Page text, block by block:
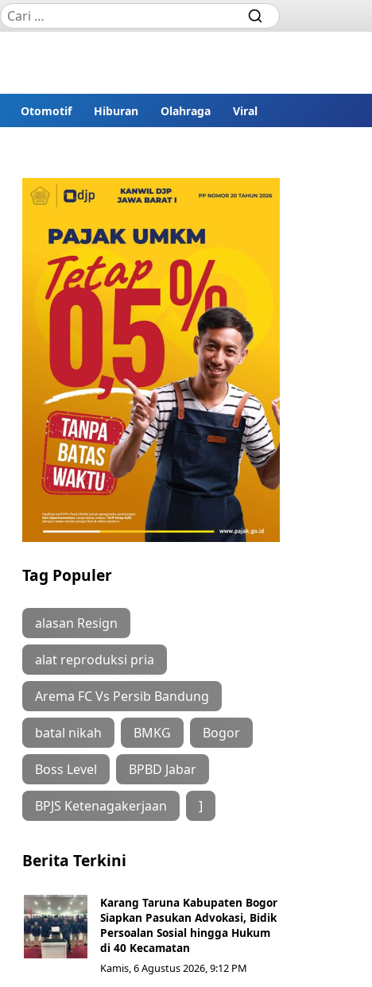
Otomotif Hiburan Olahraga Viral
Tag Populer
alasan Resign
alat reproduksi pria
Arema FC Vs Persib Bandung
batal nikah BMKG Bogor
Boss Level BPBD Jabar
BPJS Ketenagakerjaan ]
Berita Terkini
Karang Taruna Kabupaten Bogor
Siapkan Pasukan Advokasi, Bidik
Persoalan Sosial hingga Hukum
di 40 Kecamatan
Kamis, 6 Agustus 2026, 9:12 PM